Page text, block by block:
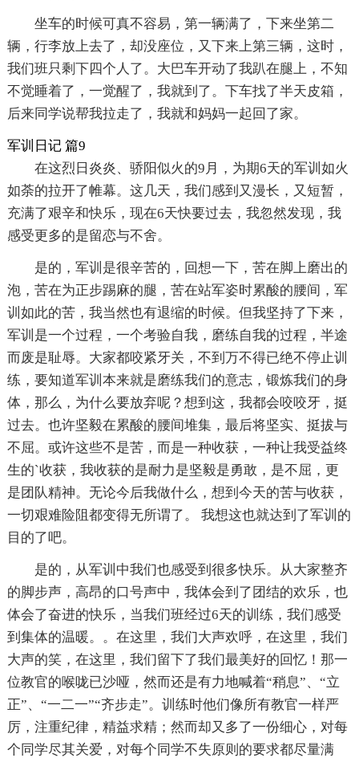
坐车的时候可真不容易，第一辆满了，下来坐第二
辆，行李放上去了，却没座位，又下来上第三辆，这时，
我们班只剩下四个人了。大巴车开动了我趴在腿上，不知
不觉睡着了，一觉醒了，我就到了。下车找了半天皮箱，
后来同学说帮我拉走了，我就和妈妈一起回了家。
军训日记 篇9
在这烈日炎炎、骄阳似火的9月，为期6天的军训如火
如荼的拉开了帷幕。这几天，我们感到又漫长，又短暂，
充满了艰辛和快乐，现在6天快要过去，我忽然发现，我
感受更多的是留恋与不舍。
是的，军训是很辛苦的，回想一下，苦在脚上磨出的
泡，苦在为正步踢麻的腿，苦在站军姿时累酸的腰间，军
训如此的苦，我当然也有退缩的时候。但我坚持了下来，
军训是一个过程，一个考验自我，磨练自我的过程，半途
而废是耻辱。大家都咬紧牙关，不到万不得已绝不停止训
练，要知道军训本来就是磨练我们的意志，锻炼我们的身
体，那么，为什么要放弃呢？想到这，我都会咬咬牙，挺
过去。也许坚毅在累酸的腰间堆集，最后将坚实、挺拔与
不屈。或许这些不是苦，而是一种收获，一种让我受益终
生的`收获，我收获的是耐力是坚毅是勇敢，是不屈，更
是团队精神。无论今后我做什么，想到今天的苦与收获，
一切艰难险阻都变得无所谓了。 我想这也就达到了军训的
目的了吧。
是的，从军训中我们也感受到很多快乐。从大家整齐
的脚步声，高昂的口号声中，我体会到了团结的欢乐，也
体会了奋进的快乐，当我们班经过6天的训练，我们感受
到集体的温暖。。在这里，我们大声欢呼，在这里，我们
大声的笑，在这里，我们留下了我们最美好的回忆！那一
位教官的喉咙已沙哑，然而还是有力地喊着“稍息”、“立
正”、“一二一”“齐步走”。训练时他们像所有教官一样严
厉，注重纪律，精益求精；然而却又多了一份细心，对每
个同学尽其关爱，对每个同学不失原则的要求都尽量满